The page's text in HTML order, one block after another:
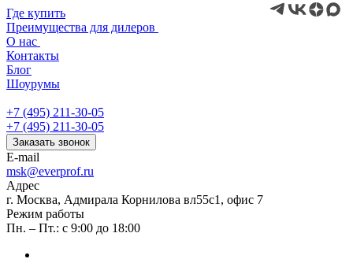
Где купить
Преимущества для дилеров
О нас
Контакты
Блог
Шоурумы
+7 (495) 211-30-05
+7 (495) 211-30-05
Заказать звонок
E-mail
msk@everprof.ru
Адрес
г. Москва, Адмирала Корнилова вл55с1, офис 7
Режим работы
Пн. – Пт.: с 9:00 до 18:00